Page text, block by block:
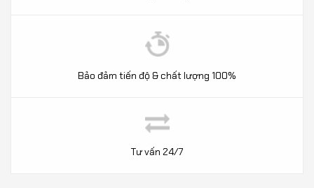
Bảo đảm tiến độ & chất lượng 100%
Tư vấn 24/7